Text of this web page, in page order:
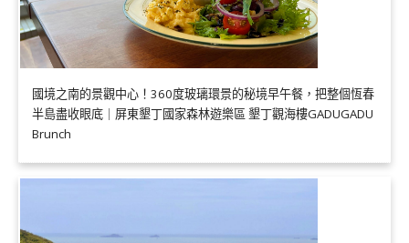
國境之南的景觀中心！360度玻璃環景的秘境早午餐，把整個恆春
半島盡收眼底｜屏東墾丁國家森林遊樂區 墾丁觀海樓GADUGADU
Brunch